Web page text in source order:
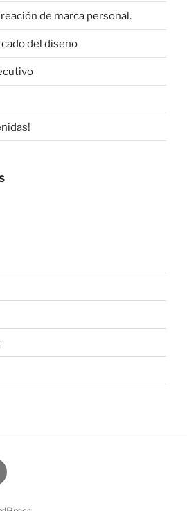
de marca personal.
del diseño